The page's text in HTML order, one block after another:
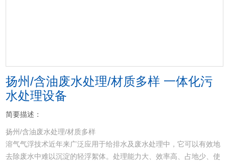
扬州/含油废水处理/材质多样 一体化污
水处理设备
简要描述：
扬州/含油废水处理/材质多样
溶气气浮技术近年来广泛应用于给排水及废水处理中，它可以有效地
去除废水中难以沉淀的轻浮絮体。处理能力大、效率高、占地少、使